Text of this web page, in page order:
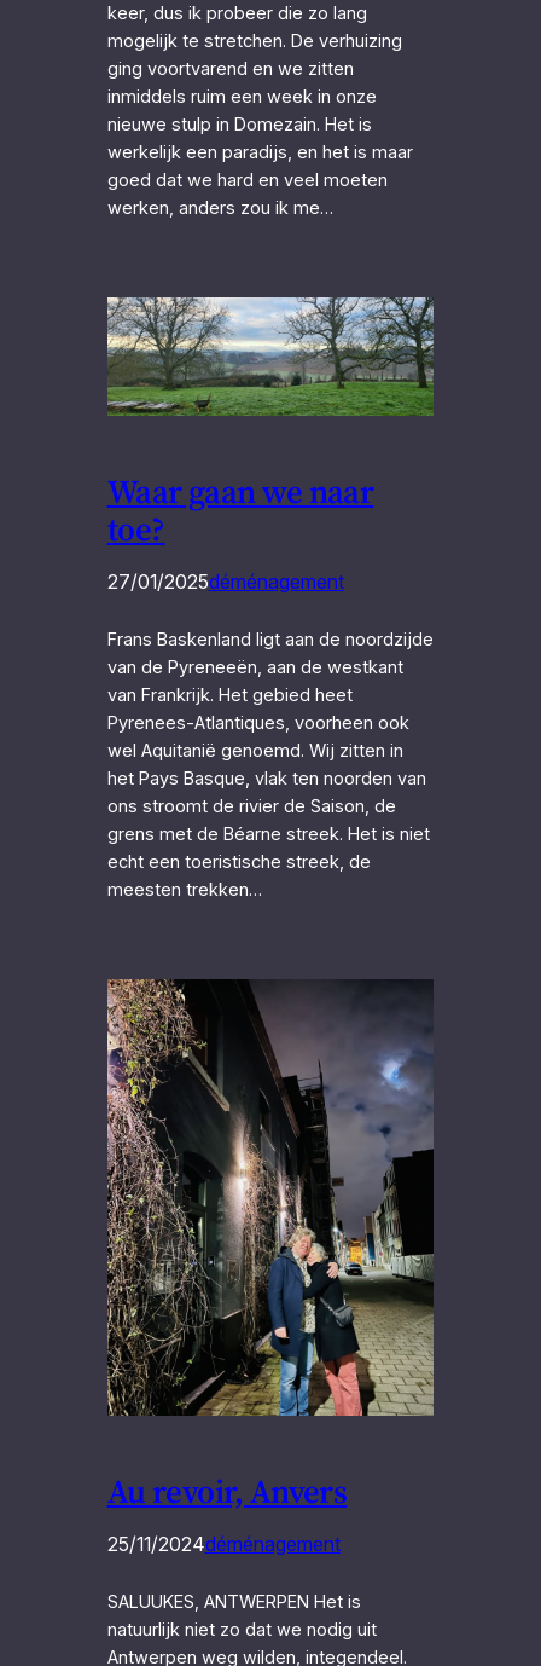
keer, dus ik probeer die zo lang
mogelijk te stretchen. De verhuizing
ging voortvarend en we zitten
inmiddels ruim een week in onze
nieuwe stulp in Domezain. Het is
werkelijk een paradijs, en het is maar
goed dat we hard en veel moeten
werken, anders zou ik me…
Waar gaan we naar
toe?
27/01/2025déménagement
Frans Baskenland ligt aan de noordzijde
van de Pyreneeën, aan de westkant
van Frankrijk. Het gebied heet
Pyrenees-Atlantiques, voorheen ook
wel Aquitanië genoemd. Wij zitten in
het Pays Basque, vlak ten noorden van
ons stroomt de rivier de Saison, de
grens met de Béarne streek. Het is niet
echt een toeristische streek, de
meesten trekken…
Au revoir, Anvers
25/11/2024déménagement
SALUUKES, ANTWERPEN Het is
natuurlijk niet zo dat we nodig uit
Antwerpen weg wilden, integendeel.